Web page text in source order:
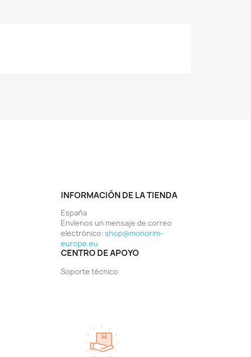
INFORMACIÓN DE LA TIENDA
España
Envíenos un mensaje de correo
electrónico: shop@monorim-
europe.eu
CENTRO DE APOYO
Soporte técnico